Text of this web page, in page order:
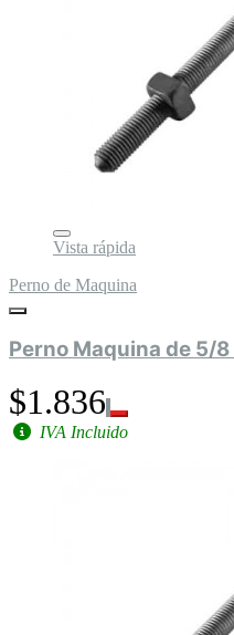
Vista rápida
Perno de Maquina
Perno Maquina de 5/8
$1.836
IVA Incluido